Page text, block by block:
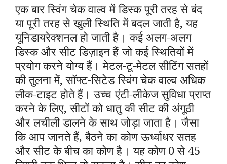
एक बार स्विंग चेक वाल्व में डिस्क पूरी तरह से बंद
या पूरी तरह से खुली स्थिति में बदल जाती है, यह
यूनिडायरेक्शनल हो जाती है। कई अलग-अलग
डिस्क और सीट डिज़ाइन हैं जो कई स्थितियों में
प्रयोग करने योग्य हैं। मेटल-टू-मेटल सीटिंग सतहों
की तुलना में, सॉफ्ट-सिटेड स्विंग चेक वाल्व अधिक
लीक-टाइट होते हैं। उच्च एंटी-लीकेज सुविधा प्राप्त
करने के लिए, सीटों को धातु की सीट की अंगूठी
और लचीली डालने के साथ जोड़ा जाता है। जैसा
कि आप जानते हैं, बैठने का कोण ऊर्ध्वाधर सतह
और सीट के बीच का कोण है। यह कोण 0 से 45